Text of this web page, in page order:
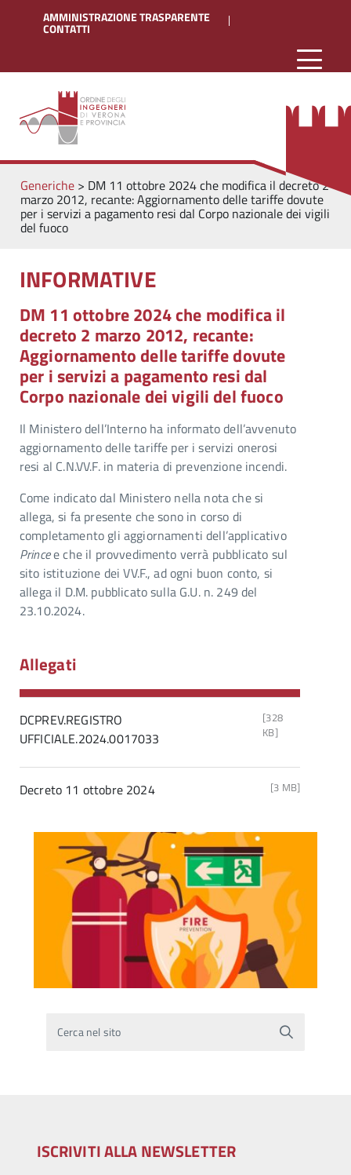
AMMINISTRAZIONE TRASPARENTE
CONTATTI
Generiche> DM 11 ottobre 2024 che modifica il decreto 2
marzo 2012, recante: Aggiornamento delle tariffe dovute
per i servizi a pagamento resi dal Corpo nazionale dei vigili
del fuoco
INFORMATIVE
DM 11 ottobre 2024 che modifica il
decreto 2 marzo 2012, recante:
Aggiornamento delle tariffe dovute
per i servizi a pagamento resi dal
Corpo nazionale dei vigili del fuoco
Il Ministero dell’Interno ha informato dell’avvenuto
aggiornamento delle tariffe per i servizi onerosi
resi al C.N.VV.F. in materia di prevenzione incendi.
Come indicato dal Ministero nella nota che si
allega, si fa presente che sono in corso di
completamento gli aggiornamenti dell’applicativo
Princee che il provvedimento verrà pubblicato sul
sito istituzione dei VV.F., ad ogni buon conto, si
allega il D.M. pubblicato sulla G.U. n. 249 del
23.10.2024.
Allegati
DCPREV.REGISTRO
UFFICIALE.2024.0017033
[328
KB]
Decreto 11 ottobre 2024 [3 MB]
Cerca nel sito
ISCRIVITI ALLA NEWSLETTER